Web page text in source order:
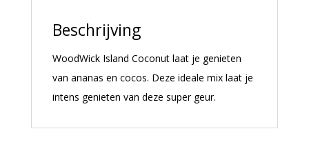
Beschrijving
WoodWick Island Coconut laat je genieten
van ananas en cocos. Deze ideale mix laat je
intens genieten van deze super geur.